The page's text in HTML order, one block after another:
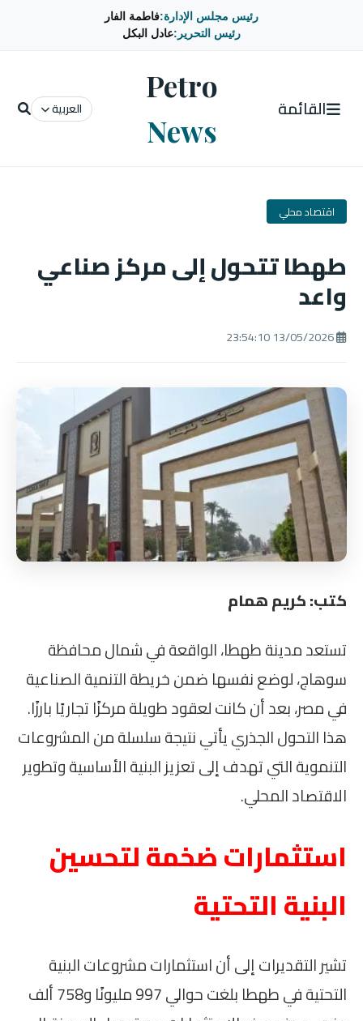
رئيس مجلس الإدارة:فاطمة الفار
رئيس التحرير:عادل البكل
القائمة
Petro
News
العربية
اقتصاد محلي
طهطا تتحول إلى مركز صناعي
واعد
كتب: كريم همام
تستعد مدينة طهطا، الواقعة في شمال محافظة
سوهاج، لوضع نفسها ضمن خريطة التنمية الصناعية
في مصر، بعد أن كانت لعقود طويلة مركزًا تجاريًا بارزًا.
هذا التحول الجذري يأتي نتيجة سلسلة من المشروعات
التنموية التي تهدف إلى تعزيز البنية الأساسية وتطوير
الاقتصاد المحلي.
استثمارات ضخمة لتحسين
البنية التحتية
تشير التقديرات إلى أن استثمارات مشروعات البنية
التحتية في طهطا بلغت حوالي 997 مليونًا و758 ألف